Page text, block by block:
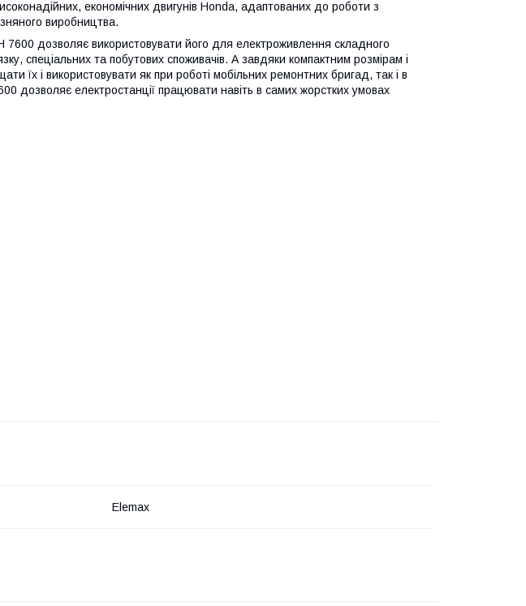
економічних двигунів Honda, адаптованих до роботи з
виробництва.
7600 дозволяє використовувати його для електроживлення складного
спеціальних та побутових споживачів. А завдяки компактним розмірам і
їх і використовувати як при роботі мобільних ремонтних бригад, так і в
дозволяє електростанції працювати навіть в самих жорстких умовах
Elemax